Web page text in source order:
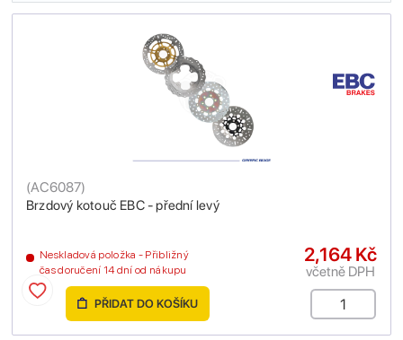
Brzdový kotouč EBC - přední levý
(AC6087)
Neskladová položka - Přibližný
čas doručení 14 dní od nákupu
2,164 Kč
včetně DPH
PŘIDAT DO KOŠÍKU